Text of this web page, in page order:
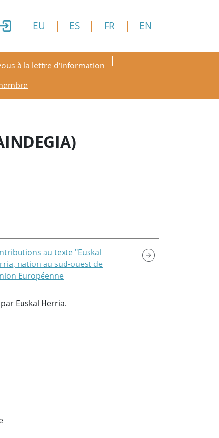
EU ES FR EN
menuà la lettre d'information
au texte "Euskal
nation au sud-ouest de
Européenne
Euskal Herria.